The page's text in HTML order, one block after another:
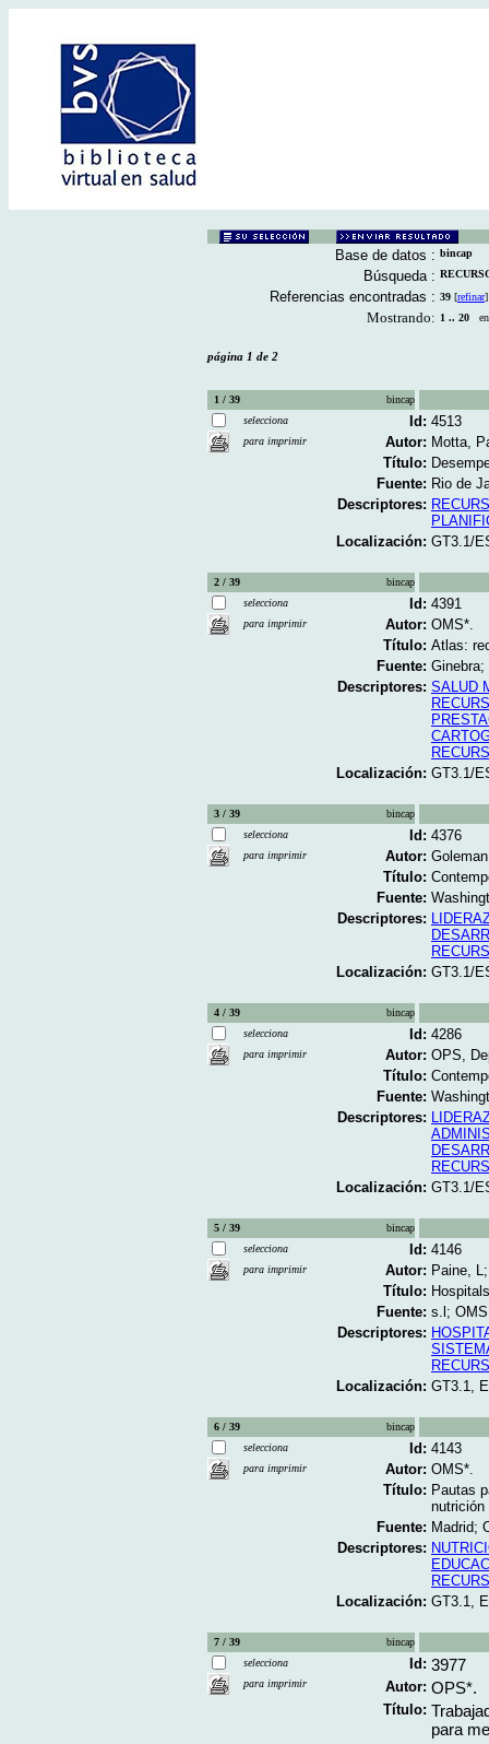
Base de datos : bincap
Búsqueda :
Referencias encontradas : 39 [refinar]
Mostrando: 1 .. 20 en
página 1 de 2
1 / 39
bincap
selecciona
para imprimir
Id: 4513
Autor: Motta,
Título:
Fuente: Rio de
Descriptores:
Localización: GT3.1/
2 / 39
bincap
selecciona
para imprimir
Id: 4391
Autor: OMS*.
Título: Atlas:
Fuente:
Descriptores: SALUD
Localización: GT3.1/
3 / 39
bincap
selecciona
para imprimir
Id: 4376
Autor:
Título:
Fuente:
Descriptores:
Localización: GT3.1/
4 / 39
bincap
selecciona
para imprimir
Id: 4286
Autor: OPS,
Título:
Fuente:
Descriptores:
Localización: GT3.1/
5 / 39
bincap
selecciona
para imprimir
Id: 4146
Autor: Paine,
Título:
Fuente: s.l;
Descriptores:
Localización: GT3.1,
6 / 39
bincap
selecciona
para imprimir
Id: 4143
Autor: OMS*.
Título: Pautas
nutrición
Fuente: Madrid;
Descriptores:
Localización: GT3.1,
7 / 39
bincap
selecciona
para imprimir
Id: 3977
Autor: OPS*.
Título:
para